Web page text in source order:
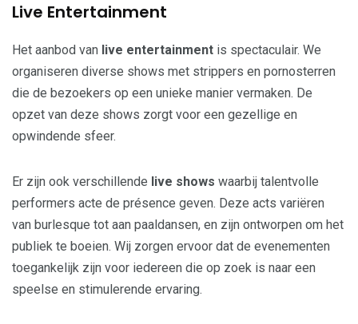
Live Entertainment
Het aanbod van live entertainment is spectaculair. We
organiseren diverse shows met strippers en pornosterren
die de bezoekers op een unieke manier vermaken. De
opzet van deze shows zorgt voor een gezellige en
opwindende sfeer.
Er zijn ook verschillende live shows waarbij talentvolle
performers acte de présence geven. Deze acts variëren
van burlesque tot aan paaldansen, en zijn ontworpen om het
publiek te boeien. Wij zorgen ervoor dat de evenementen
toegankelijk zijn voor iedereen die op zoek is naar een
speelse en stimulerende ervaring.